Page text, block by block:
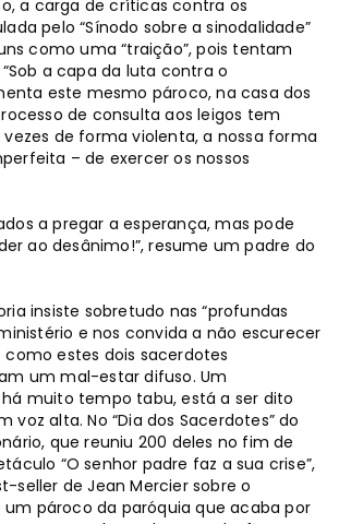
a carga de críticas contra os
pelo “Sínodo sobre a sinodalidade”
como uma “traição”, pois tentam
“Sob a capa da luta contra o
este mesmo pároco, na casa dos
de consulta aos leigos tem
de forma violenta, a nossa forma
– de exercer os nossos
a pregar a esperança, mas pode
ao desânimo!”, resume um padre do
insiste sobretudo nas “profundas
e nos convida a não escurecer
estes dois sacerdotes
um mal-estar difuso. Um
muito tempo tabu, está a ser dito
voz alta. No “Dia dos Sacerdotes” do
que reuniu 200 deles no fim de
“O senhor padre faz a sua crise”,
seller de Jean Mercier sobre o
pároco da paróquia que acaba por